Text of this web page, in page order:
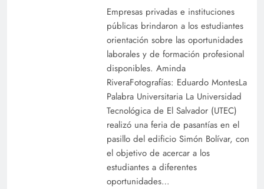
Empresas privadas e instituciones
públicas brindaron a los estudiantes
orientación sobre las oportunidades
laborales y de formación profesional
disponibles. Aminda
RiveraFotografías: Eduardo MontesLa
Palabra Universitaria La Universidad
Tecnológica de El Salvador (UTEC)
realizó una feria de pasantías en el
pasillo del edificio Simón Bolívar, con
el objetivo de acercar a los
estudiantes a diferentes
oportunidades…